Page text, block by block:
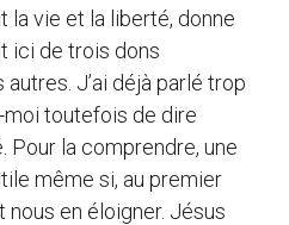
la vie et la liberté, donne
ici de trois dons
J’ai déjà parlé trop
moi toutefois de dire
Pour la comprendre, une
même si, au premier
en éloigner. Jésus